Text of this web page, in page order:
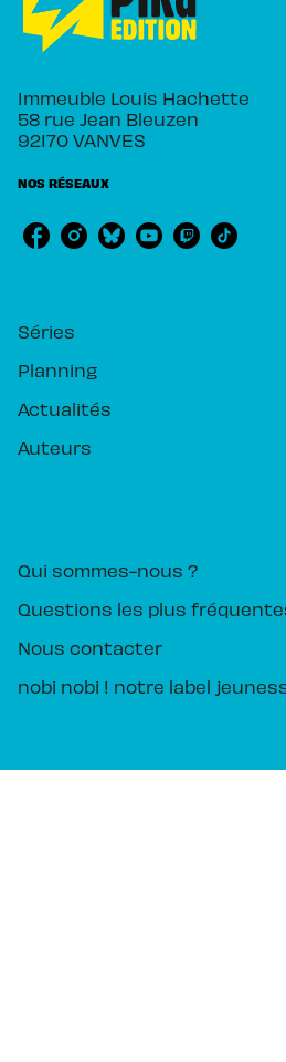
Immeuble Louis Hachette
58 rue Jean Bleuzen
92170 VANVES
NOS RÉSEAUX
Séries
Planning
Actualités
Auteurs
Qui sommes-nous ?
Questions les plus
Nous contacter
nobi nobi ! notre label